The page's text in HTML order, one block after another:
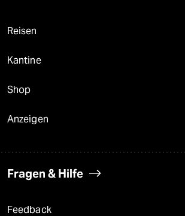
Reisen
Kantine
Shop
Anzeigen
Fragen & Hilfe
Feedback